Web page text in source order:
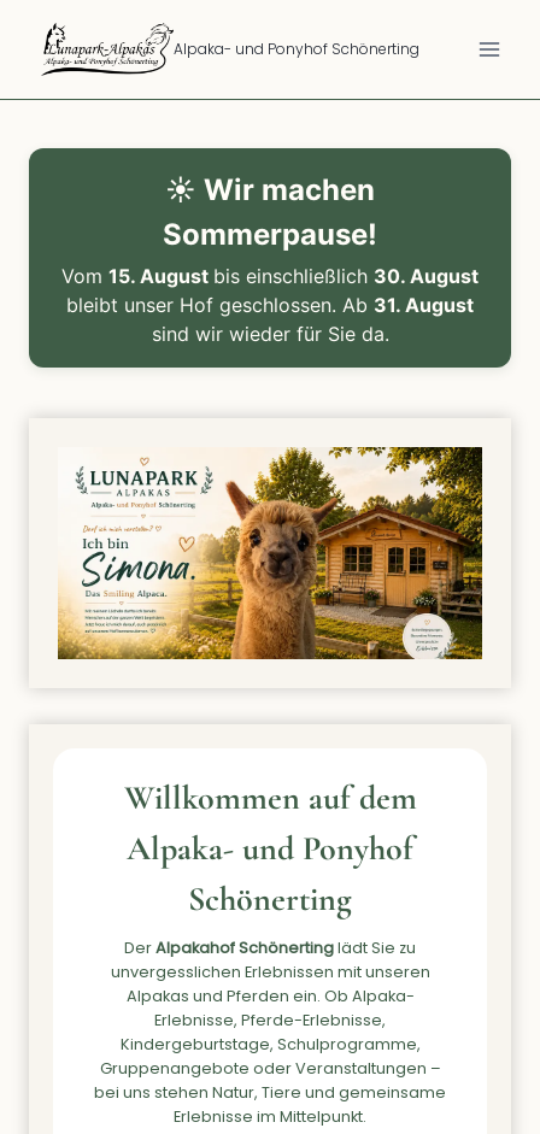
Inhalt
springen
Alpaka- und Ponyhof Schönerting
☀️ Wir machen
Sommerpause!
Vom 15. August bis einschließlich 30. August
bleibt unser Hof geschlossen. Ab 31. August
sind wir wieder für Sie da.
Willkommen auf dem
Alpaka- und Ponyhof
Schönerting
DerAlpakahof Schönertinglädt Sie zu
unvergesslichen Erlebnissen mit unseren
Alpakas und Pferden ein. Ob Alpaka-
Erlebnisse, Pferde-Erlebnisse,
Kindergeburtstage, Schulprogramme,
Gruppenangebote oder Veranstaltungen –
bei uns stehen Natur, Tiere und gemeinsame
Erlebnisse im Mittelpunkt.